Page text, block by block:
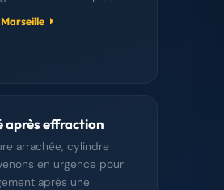
après effraction
arrachée, cylindre
en urgence pour
après une